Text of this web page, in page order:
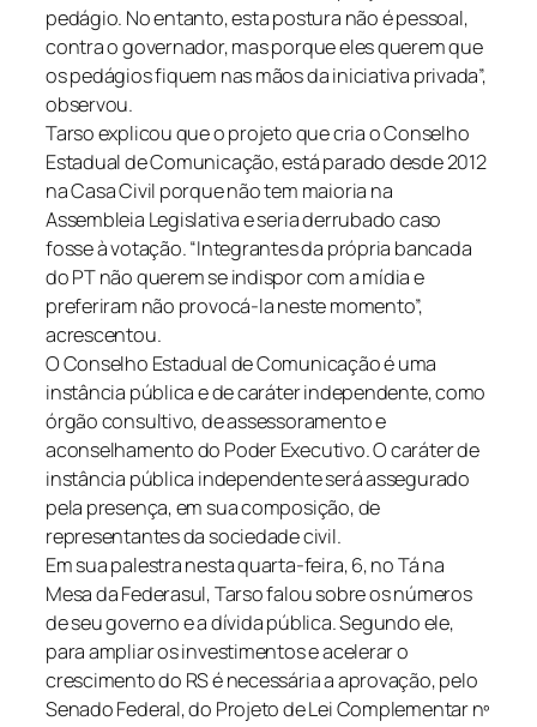
pedágio. No entanto, esta postura não é pessoal,
contra o governador, mas porque eles querem que
os pedágios fiquem nas mãos da iniciativa privada”,
observou.
Tarso explicou que o projeto que cria o Conselho
Estadual de Comunicação, está parado desde 2012
na Casa Civil porque não tem maioria na
Assembleia Legislativa e seria derrubado caso
fosse à votação. “Integrantes da própria bancada
do PT não querem se indispor com a mídia e
preferiram não provocá-la neste momento”,
acrescentou.
O Conselho Estadual de Comunicação é uma
instância pública e de caráter independente, como
órgão consultivo, de assessoramento e
aconselhamento do Poder Executivo. O caráter de
instância pública independente será assegurado
pela presença, em sua composição, de
representantes da sociedade civil.
Em sua palestra nesta quarta-feira, 6, no Tá na
Mesa da Federasul, Tarso falou sobre os números
de seu governo e a dívida pública. Segundo ele,
para ampliar os investimentos e acelerar o
crescimento do RS é necessária a aprovação, pelo
Senado Federal, do Projeto de Lei Complementar nº